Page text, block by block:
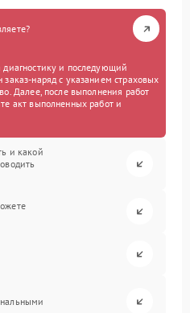
диагностику и последующий
заказ-наряд с указанием страховых
Далее, после выполнения работ
акт выполненных работ и
и какой